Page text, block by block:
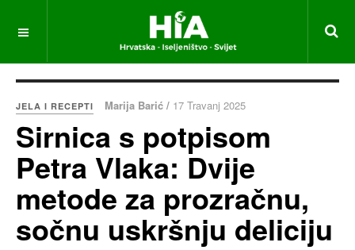
JELA I RECEPTI Marija Barić / 17 Travanj 2025
Sirnica s potpisom
Petra Vlaka: Dvije
metode za prozračnu,
sočnu uskršnju deliciju